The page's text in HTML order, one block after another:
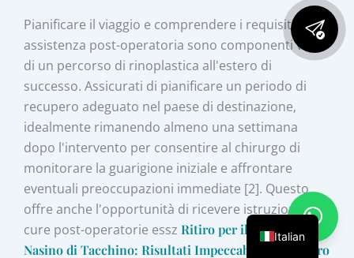
Pianificare il viaggio e comprendere i requisiti di
assistenza post-operatoria sono componenti vitali
di un percorso di rinoplastica all'estero di
successo. Assicurati di pianificare un periodo di
recupero adeguato nel paese di destinazione,
idealmente rimanendo almeno una settimana
dopo l'intervento per consentire al chirurgo di
monitorare la guarigione iniziale e affrontare
eventuali preoccupazioni immediate [2]. Questo
offre anche l'opportunità di ricevere istruzioni e
cure post-operatorie esszRitiro per il Lifting del
Nasino di Tacchino: Risultati Impeccabili e Recupero
Italian